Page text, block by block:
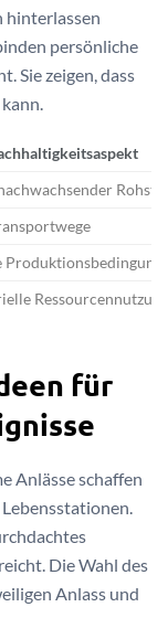
hinterlassen
persönliche
Sie zeigen, dass
Ressourcennutzung
für
Anlässe schaffen
Die Wahl des
Anlass und